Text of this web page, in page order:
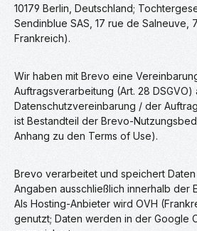
10179 Berlin, Deutschland;
Sendinblue SAS, 17 rue de Salneuve,
Frankreich).
Wir haben mit Brevo eine
Auftragsverarbeitung (Art. 28
Datenschutzvereinbarung / der
ist Bestandteil der Brevo-
Anhang zu den Terms of Use).
Brevo verarbeitet und speichert
Angaben ausschließlich innerhalb der
Als Hosting-Anbieter wird OVH
genutzt; Daten werden in der Google